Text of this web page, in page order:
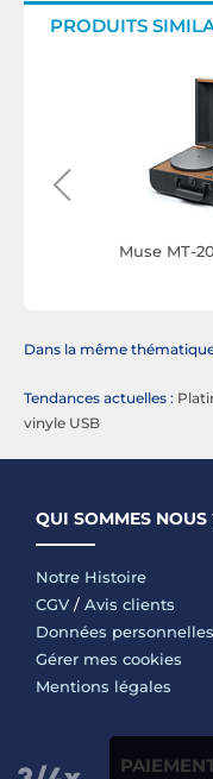
PRODUITS
Muse MT-
Dans la même
Tendances actuelles :
vinyle USB
QUI SOMMES NOUS
Notre Histoire
CGV / Avis clients
Données personnelles
Gérer mes cookies
Mentions légales